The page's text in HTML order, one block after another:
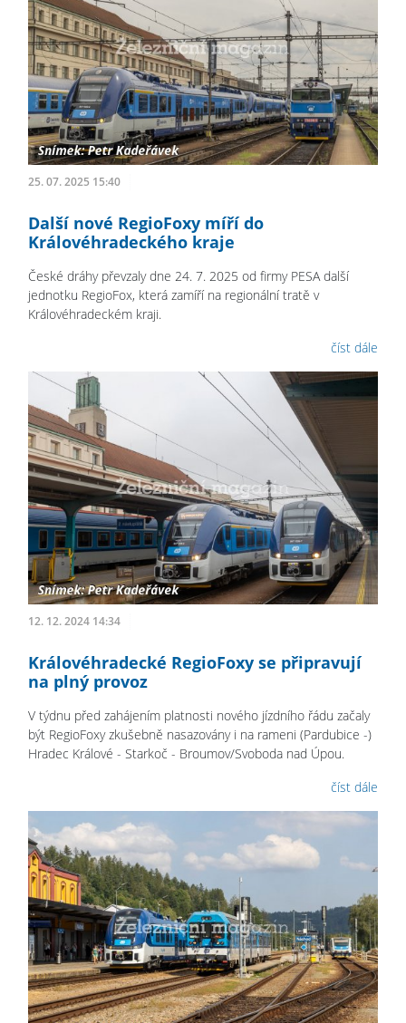
25. 07. 2025 15:40
Další nové RegioFoxy míří do
Královéhradeckého kraje
České dráhy převzaly dne 24. 7. 2025 od firmy PESA další
jednotku RegioFox, která zamíří na regionální tratě v
Královéhradeckém kraji.
číst dále
12. 12. 2024 14:34
Královéhradecké RegioFoxy se připravují
na plný provoz
V týdnu před zahájením platnosti nového jízdního řádu začaly
být RegioFoxy zkušebně nasazovány i na rameni (Pardubice -)
Hradec Králové - Starkoč - Broumov/Svoboda nad Úpou.
číst dále